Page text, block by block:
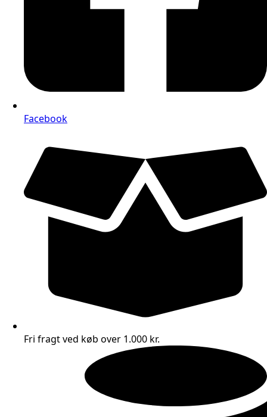
Facebook
Fri fragt ved køb over 1.000 kr.